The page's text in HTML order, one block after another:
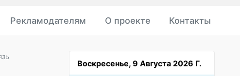
Рекламодателям О проекте Контакты
Воскресенье, 9 Августа 2026 Г.